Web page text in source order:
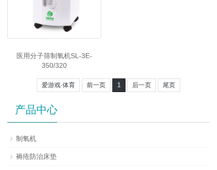
医用分子筛制氧机SL-3E-
350/320
爱游戏·体育 前一页 1 后一页 尾页
产品中心
制氧机
褥疮防治床垫